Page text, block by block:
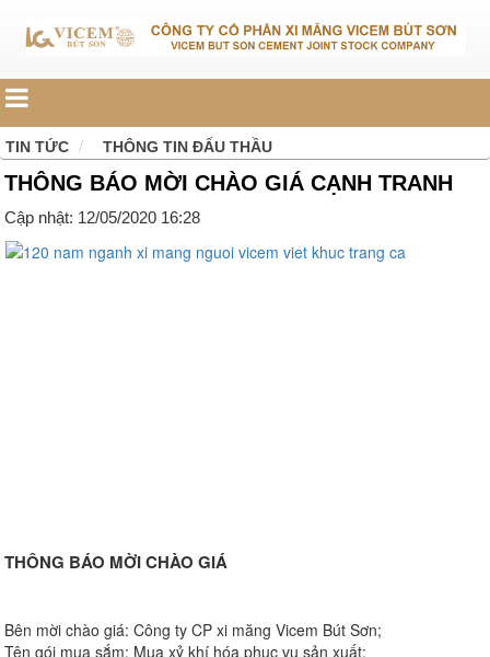
TIN TỨC THÔNG TIN ĐẤU THẦU
THÔNG BÁO MỜI CHÀO GIÁ CẠNH TRANH
Cập nhật: 12/05/2020 16:28
THÔNG BÁO MỜI CHÀO GIÁ
Bên mời chào giá: Công ty CP xi măng Vicem Bút Sơn;
Tên gói mua sắm: Mua xỷ khí hóa phục vụ sản xuất;